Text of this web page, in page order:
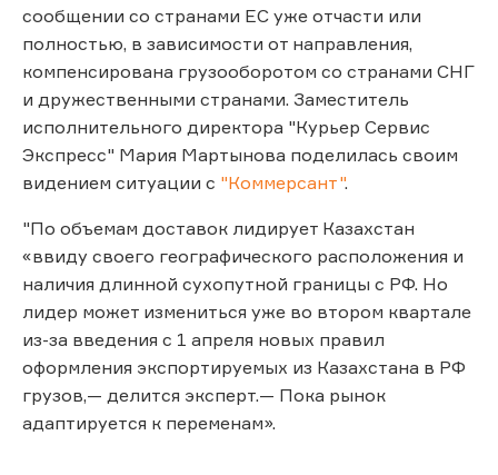
сообщении со странами ЕС уже отчасти или
полностью, в зависимости от направления,
компенсирована грузооборотом со странами СНГ
и дружественными странами. Заместитель
исполнительного директора "Курьер Сервис
Экспресс" Мария Мартынова поделилась своим
видением ситуации с "Коммерсант".
"По объемам доставок лидирует Казахстан
«ввиду своего географического расположения и
наличия длинной сухопутной границы с РФ. Но
лидер может измениться уже во втором квартале
из-за введения с 1 апреля новых правил
оформления экспортируемых из Казахстана в РФ
грузов,— делится эксперт.— Пока рынок
адаптируется к переменам».